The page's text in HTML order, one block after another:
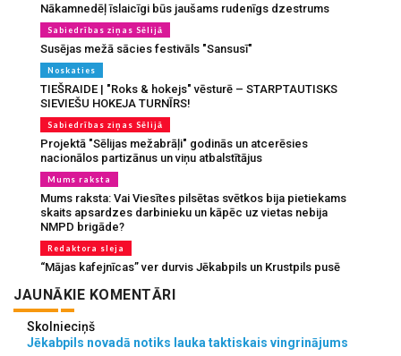
Nākamnedēļ īslaicīgi būs jaušams rudenīgs dzestrums
Sabiedrības ziņas Sēlijā
Susējas mežā sācies festivāls "Sansusī"
Noskaties
TIEŠRAIDE | "Roks & hokejs" vēsturē – STARPTAUTISKS
SIEVIEŠU HOKEJA TURNĪRS!
Sabiedrības ziņas Sēlijā
Projektā "Sēlijas mežabrāļi" godinās un atcerēsies
nacionālos partizānus un viņu atbalstītājus
Mums raksta
Mums raksta: Vai Viesītes pilsētas svētkos bija pietiekams
skaits apsardzes darbinieku un kāpēc uz vietas nebija
NMPD brigāde?
Redaktora sleja
“Mājas kafejnīcas” ver durvis Jēkabpils un Krustpils pusē
JAUNĀKIE KOMENTĀRI
Skolnieciņš
Jēkabpils novadā notiks lauka taktiskais vingrinājums